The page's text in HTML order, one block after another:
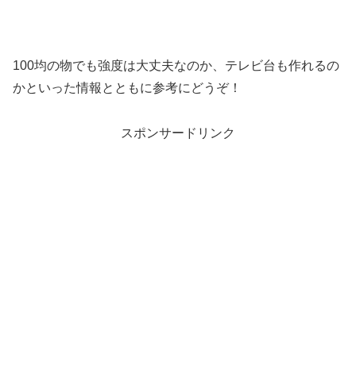
100均の物でも強度は大丈夫なのか、テレビ台も作れるの
かといった情報とともに参考にどうぞ！
スポンサードリンク